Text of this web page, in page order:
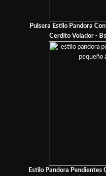
Pulsera Estilo Pandora
Cerdito Volador -
Estilo Pandora Pendientes